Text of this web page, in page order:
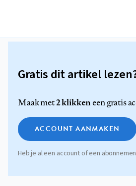
Gratis dit artikel
Maak met2 klikkeneen gratis
ACCOUNT AANMAKEN
Heb je al een account of een